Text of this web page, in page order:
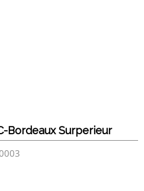
Bordeaux Surperieur